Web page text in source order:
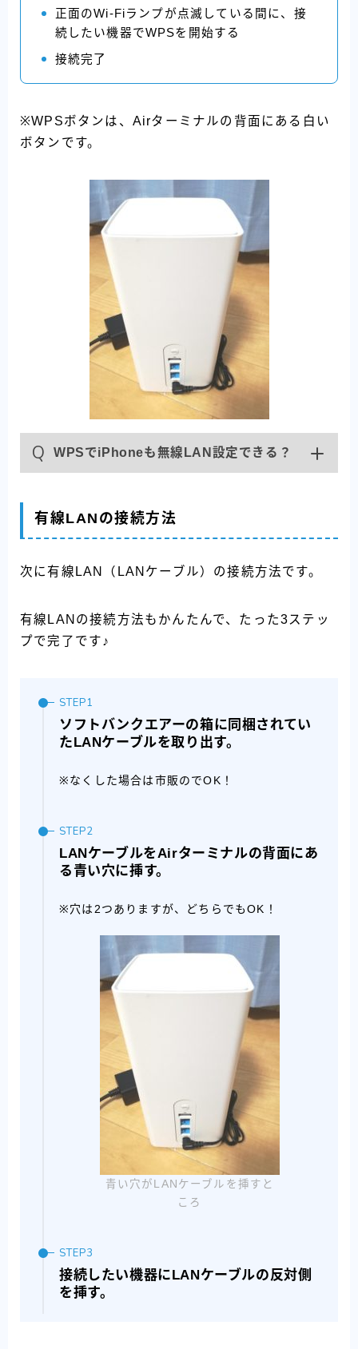
正面のWi-Fiランプが点滅している間に、接
続したい機器でWPSを開始する
接続完了
※WPSボタンは、Airターミナルの背面にある白い
ボタンです。
Q WPSでiPhoneも無線LAN設定できる？
有線LANの接続方法
次に有線LAN（LANケーブル）の接続方法です。
有線LANの接続方法もかんたんで、たった3ステッ
プで完了です♪
ソフトバンクエアーの箱に同梱されてい
たLANケーブルを取り出す。
※なくした場合は市販のでOK！
LANケーブルをAirターミナルの背面にあ
る青い穴に挿す。
※穴は2つありますが、どちらでもOK！
青い穴がLANケーブルを挿すと
ころ
接続したい機器にLANケーブルの反対側
を挿す。